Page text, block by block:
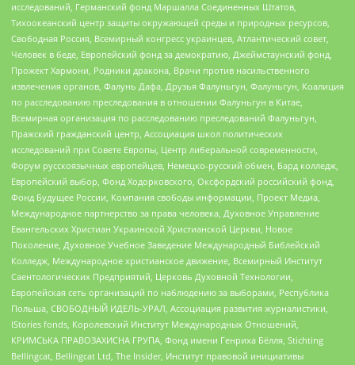
исследований, Германский фонд Маршалла Соединенных Штатов,
Тихоокеанский центр защиты окружающей среды и природных ресурсов,
Свободная Россия, Всемирный конгресс украинцев, Атлантический совет,
Человек в беде, Европейский фонд за демократию, Джеймстаунский фонд,
Прожект Хармони, Родники дракона, Врачи против насильственного
извлечения органов, Фалунь Дафа, Друзья Фалуньгун, Фалуньгун, Коалиция
по расследованию преследования в отношении Фалуньгун в Китае,
Всемирная организация по расследованию преследований Фалуньгун,
Пражский гражданский центр, Ассоциация школ политических
исследований при Совете Европы, Центр либеральной современности,
Форум русскоязычных европейцев, Немецко-русский обмен, Бард колледж,
Европейский выбор, Фонд Ходорковского, Оксфордский российский фонд,
Фонд Будущее России, Компания свободы информации, Проект Медиа,
Международное партнерство за права человека, Духовное Управление
Евангельских Христиан Украинской Христианской Церкви, Новое
Поколение, Духовное Учебное Заведение Международный Библейский
Колледж, Международное христианское движение, Всемирный Институт
Саентологических Предприятий, Церковь Духовной Технологии,
Европейская сеть организаций по наблюдению за выборами, Республика
Польша, СВОБОДНЫЙ ИДЕЛЬ-УРАЛ, Ассоциация развития журналистики,
IStories fonds, Королевский Институт Международных Отношений,
КРИМСЬКА ПРАВОЗАХИСНА ГРУПА, Фонд имени Генриха Бёлля, Stichting
Bellingcat, Bellingcat Ltd, The Insider, Институт правовой инициативы